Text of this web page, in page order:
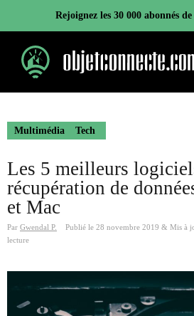
contenu
Rejoignez les 30 000 abonnés
Multimédia Tech
Les 5 meilleurs
récupération de
et Mac
Par Gwendal P. Publié le 28 novembre 2019 & Mis à
lecture